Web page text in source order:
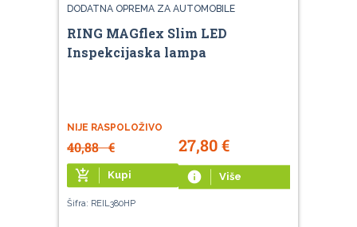
DODATNA OPREMA ZA AUTOMOBILE
RING MAGflex Slim LED
Inspekcijaska lampa
NIJE RASPOLOŽIVO
40,88€ 27,80€
add_shopping_cart Kupi info Više
Šifra: REIL380HP